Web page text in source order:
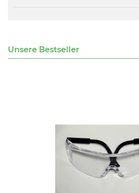
Unsere Bestseller